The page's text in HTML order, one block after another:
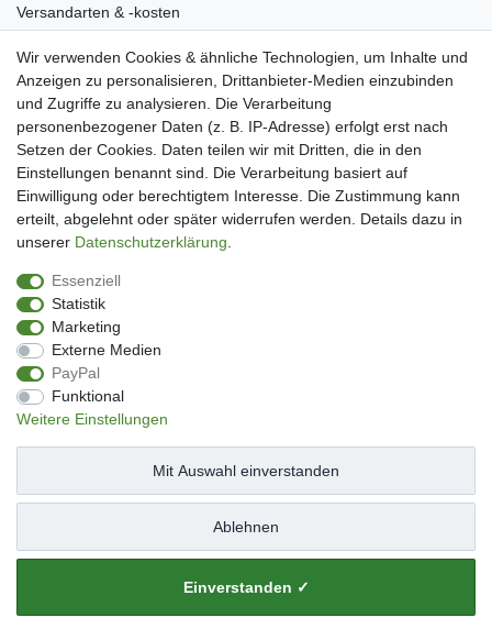
Versandarten & -kosten
Widerrufsrecht
Warenkorb
Zur Kasse
Mein Konto
Kundenkonto eröffnen
Im Kundenkonto anmelden
Wunschliste
Service
Datenschutzerklärung
AGB
Impressum
Facebook
Newsletter An & Abmeldung
Impressum Daten­schutz­erklärung
Wir verwenden Cookies & ähnliche Technologien, um Inhalte und
Anzeigen zu personalisieren, Drittanbieter-Medien einzubinden
und Zugriffe zu analysieren. Die Verarbeitung
personenbezogener Daten (z. B. IP-Adresse) erfolgt erst nach
Setzen der Cookies. Daten teilen wir mit Dritten, die in den
Einstellungen benannt sind. Die Verarbeitung basiert auf
Einwilligung oder berechtigtem Interesse. Die Zustimmung kann
erteilt, abgelehnt oder später widerrufen werden. Details dazu in
unserer Daten­schutz­erklärung
Essenziell
Statistik
Marketing
Externe Medien
PayPal
Funktional
Weitere Einstellungen
Einverstanden ✓
Ablehnen
Mit Auswahl einverstanden